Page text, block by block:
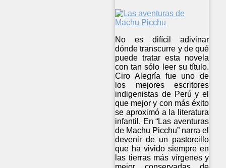
No es difícil adivinar
dónde transcurre y de qué
puede tratar esta novela
con tan sólo leer su título.
Ciro Alegría fue uno de
los mejores escritores
indigenistas de Perú y el
que mejor y con más éxito
se aproximó a la literatura
infantil. En “Las aventuras
de Machu Picchu” narra el
devenir de un pastorcillo
que ha vivido siempre en
las tierras más vírgenes y